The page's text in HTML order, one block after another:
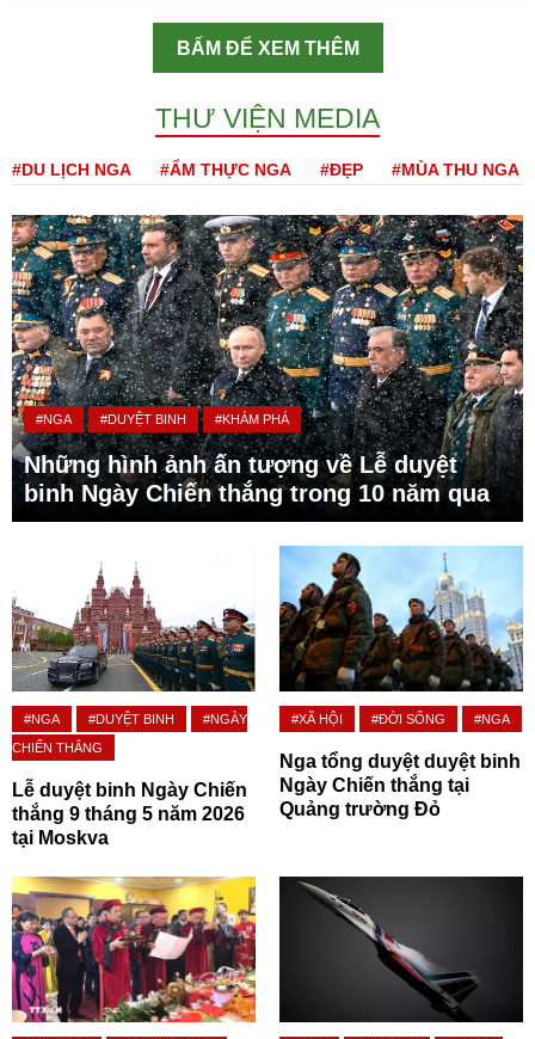
BẤM ĐỂ XEM THÊM
THƯ VIỆN MEDIA
#DU LỊCH NGA #ẨM THỰC NGA #ĐẸP #MÙA THU NGA
#NGA #DUYỆT BINH #KHÁM PHÁ
Những hình ảnh ấn tượng về Lễ duyệt
binh Ngày Chiến thắng trong 10 năm qua
#NGA #DUYỆT BINH
#NGÀY
CHIẾN THẮNG
Lễ duyệt binh Ngày Chiến
thắng 9 tháng 5 năm 2026
tại Moskva
#XÃ HỘI #ĐỜI SỐNG #NGA
Nga tổng duyệt duyệt binh
Ngày Chiến thắng tại
Quảng trường Đỏ